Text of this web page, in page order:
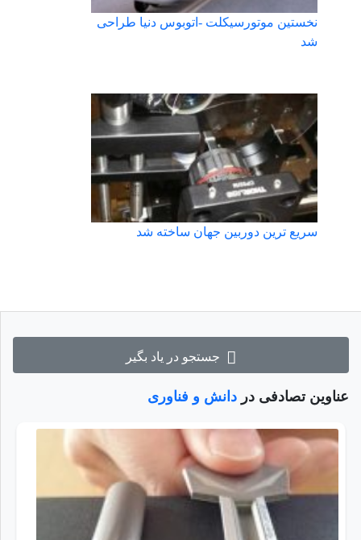
جستجو در یاد بگیر
عناوین تصادفی در دانش و فناوری
نخستین موتورسیکلت -اتوبوس دنیا طراحی
شد
سریع ترین دوربین جهان ساخته شد